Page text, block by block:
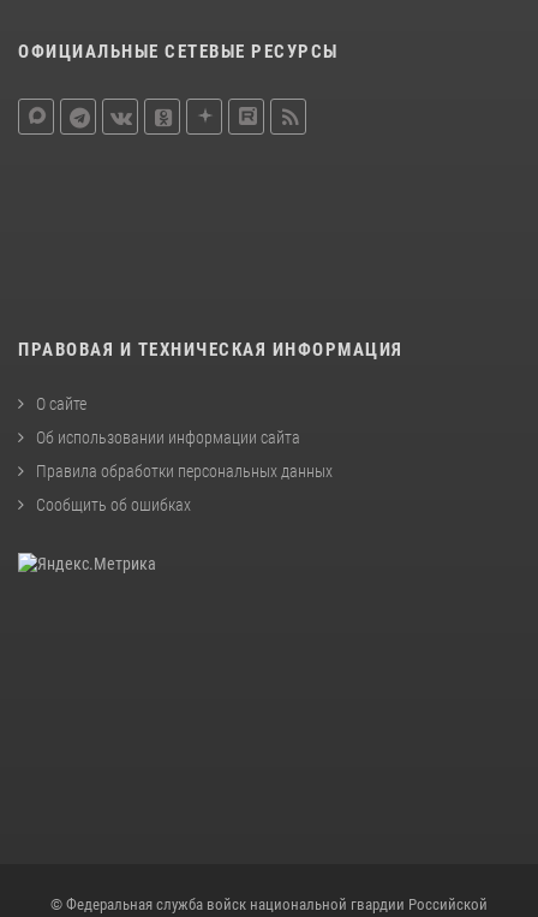
ОФИЦИАЛЬНЫЕ СЕТЕВЫЕ РЕСУРСЫ
ПРАВОВАЯ И ТЕХНИЧЕСКАЯ ИНФОРМАЦИЯ
О сайте
Об использовании информации сайта
Правила обработки персональных данных
Сообщить об ошибках
© Федеральная служба войск национальной гвардии Российской